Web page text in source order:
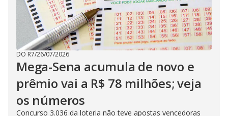
DO R7/26/07/2026
Mega-Sena acumula de novo e
prêmio vai a R$ 78 milhões; veja
os números
Concurso 3.036 da loteria não teve apostas vencedoras